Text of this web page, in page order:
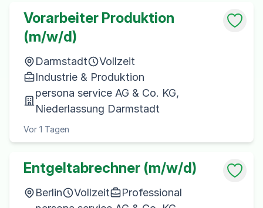
Vorarbeiter Produktion
(m/w/d)
Darmstadt
Vollzeit
Industrie & Produktion
persona service AG & Co. KG,
Niederlassung Darmstadt
Vor 1 Tagen
Entgeltabrechner (m/w/d)
Berlin Vollzeit
Professional